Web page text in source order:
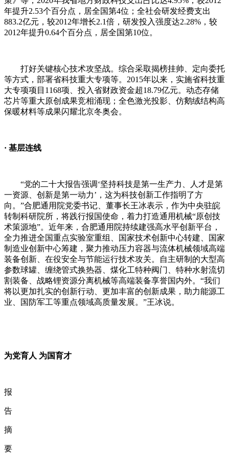
年提升2.53个百分点，居全国第4位；全社会研发经费支出
883.2亿元，较2012年增长2.1倍，研发投入强度达2.28% ，较
2012年提升0.64个百分点，居全国第10位。
打好关键核心技术攻坚战。综合采取揭榜挂帅、定向委托
等方式，部署省科技重大专项等。 2015年以来，实施省科技重
大专项项目 1168项、投入省财政资金超18.79亿元。动态存储
芯片等重大原创成果竞相涌现；全色激光投影、仿鹅绒结构高
保暖材料等成果闪耀北京冬奥会。
· 基层连线
“党的二十大报告强调‘坚持科技是第一生产力、人才是第
一资源、创新是第一动力’ ，这为科技创新工作指明了方
向。 ”合肥通用院党委书记、董事长王冰表示，作为中央驻皖
转制科研院所，将践行报国使命，着力打造通用机械“原创技
术策源地”。近年来，合肥通用院持续建强高水平创新平台，
全力推进全国重点实验室重组、国家技术创新中心转建、国家
制造业创新中心筹建，聚力推动压力容器与流体机械领域高端
装备创新、在役安全与节能运行技术攻关。自主研制的大型高
参数球罐、缠绕管式换热器、煤化工特种阀门、特种水射流切
割装备、战略锂资源分离机械等高端装备享誉国内外。 “我们
将以更加扎实的创新行动、更加丰富的创新成果，助力能源工
业、国防军工等重点领域高质量发展。 ”王冰说。
为党育人 为国育才
报
告
摘
要